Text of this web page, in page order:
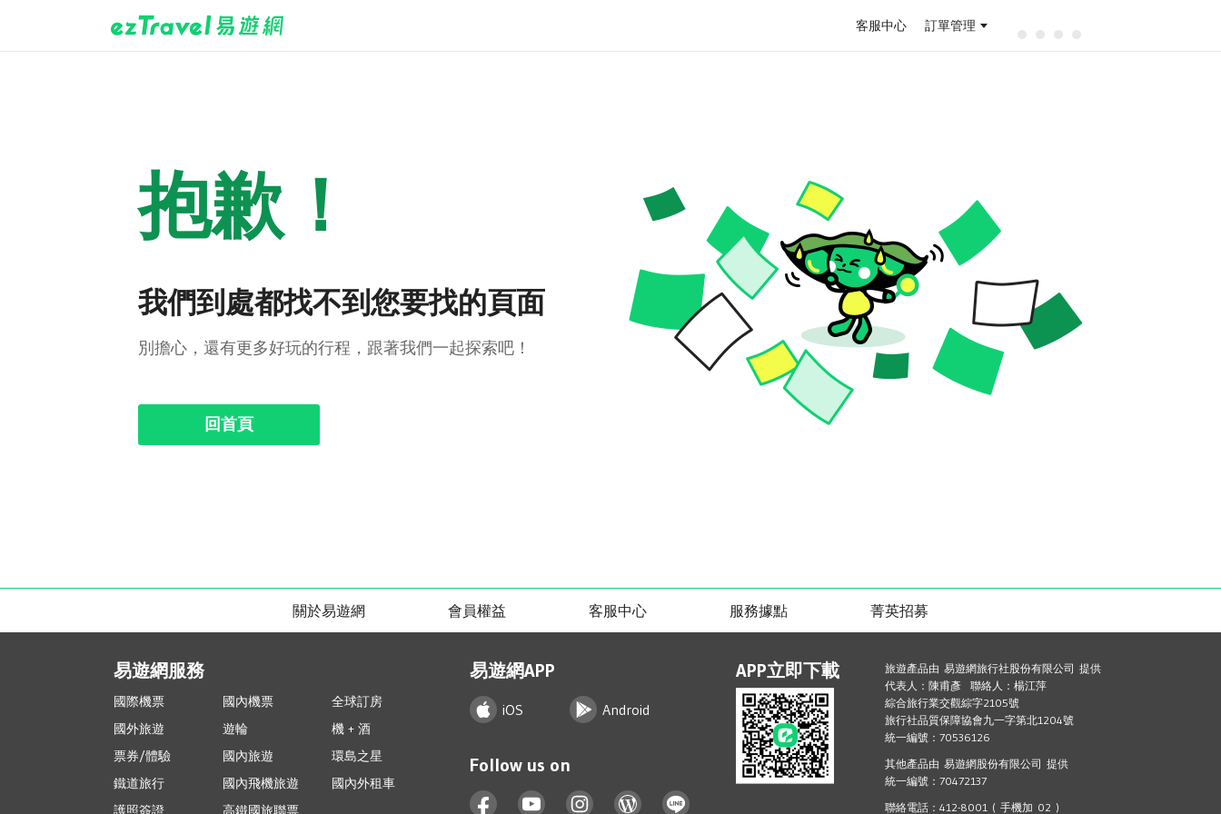
客服中心 訂單管理
抱歉！
我們到處都找不到您要找的頁面
別擔心，還有更多好玩的行程，跟著我們一起探索吧！
回首頁
關於易遊網 會員權益 客服中心 服務據點 菁英招募
易遊網服務
國際機票 國內機票
全球訂房
國外旅遊
遊輪
機 + 酒
票券/體驗
國內旅遊
環島之星
鐵道旅行
國內飛機旅遊
國內外租車
護照簽證
高鐵國旅聯票
易遊網APP
iOS Android
Follow us on
APP立即下載
旅遊產品由 易遊網旅行社股份有限公司 提供
代表人：陳甫彥 聯絡人：楊江萍
綜合旅行業交觀綜字2105號
旅行社品質保障協會九一字第北1204號
統一編號：70536126
其他產品由 易遊網股份有限公司 提供
統一編號：70472137
聯絡電話：412-8001 ( 手機加 02 )